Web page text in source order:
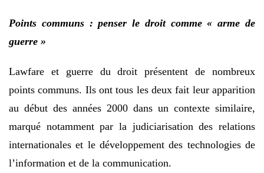
Points communs : penser le droit comme « arme de
guerre »
Lawfare et guerre du droit présentent de nombreux
points communs. Ils ont tous les deux fait leur apparition
au début des années 2000 dans un contexte similaire,
marqué notamment par la judiciarisation des relations
internationales et le développement des technologies de
l’information et de la communication.